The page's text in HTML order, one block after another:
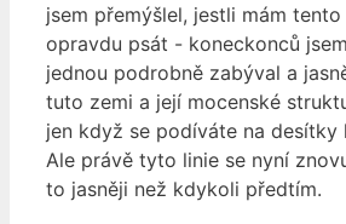
jsem přemýšlel, jestli mám
opravdu psát - koneckonců
jednou podrobně zabýval a
tuto zemi a její mocenské
jen když se podíváte na desítky
Ale právě tyto linie se nyní
to jasněji než kdykoli předtím.